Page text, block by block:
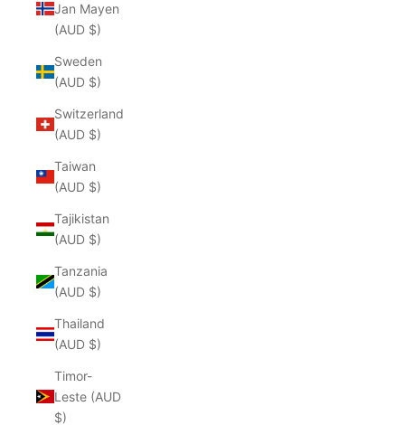
Jan Mayen
(AUD $)
Sweden
(AUD $)
Switzerland
(AUD $)
Taiwan
(AUD $)
Tajikistan
(AUD $)
Tanzania
(AUD $)
Thailand
(AUD $)
Timor-
Leste (AUD
$)